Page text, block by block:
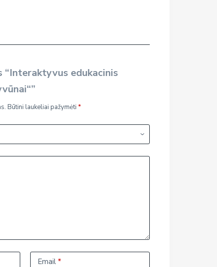
“Interaktyvus edukacinis
Būtini laukeliai pažymėti*
Email *